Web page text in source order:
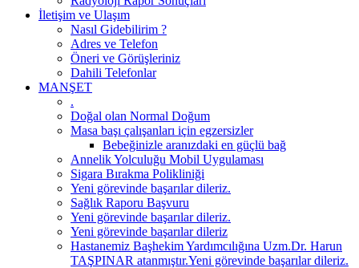
İletişim ve Ulaşım
Nasıl Gidebilirim ?
Adres ve Telefon
Öneri ve Görüşleriniz
Dahili Telefonlar
MANŞET
.
Doğal olan Normal Doğum
Masa başı çalışanları için egzersizler
Bebeğinizle aranızdaki en güçlü bağ
Annelik Yolculuğu Mobil Uygulaması
Sigara Bırakma Polikliniği
Yeni görevinde başarılar dileriz.
Sağlık Raporu Başvuru
Yeni görevinde başarılar dileriz.
Yeni görevinde başarılar dileriz
Hastanemiz Başhekim Yardımcılığına Uzm.Dr. Harun
TAŞPINAR atanmıştır.Yeni görevinde başarılar dileriz.